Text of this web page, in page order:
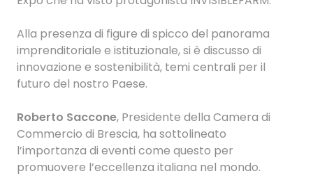
Alla presenza di figure di spicco del panorama
imprenditoriale e istituzionale, si è discusso di
innovazione e sostenibilità, temi centrali per il
futuro del nostro Paese.
Roberto Saccone, Presidente della Camera di
Commercio di Brescia, ha sottolineato
l’importanza di eventi come questo per
promuovere l’eccellenza italiana nel mondo.